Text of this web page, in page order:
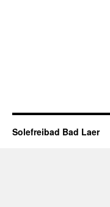
Solefreibad Bad Laer